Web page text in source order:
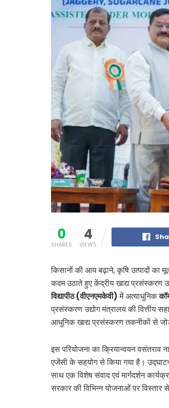
0
SHARES
4
VIEWS
किसानों की आय बढ़ाने, कृषि उत्पादों का
कदम उठाते हुए केंद्रीय खाद्य प्रसंस्करण
विद्यापीठ (वीएनएमकेवी)में अत्याधुनिक
प्रसंस्करण उद्योग मंत्रालय की वित्तीय
आधुनिक खाद्य प्रसंस्करण तकनीकों से
इस परियोजना का क्रियान्वयन वसंतराव
एजेंसी के सहयोग से किया गया है। उद्घाटन
साथ एक विशेष संवाद एवं मार्गदर्शन
सरकार की विभिन्न योजनाओं पर विस्तार